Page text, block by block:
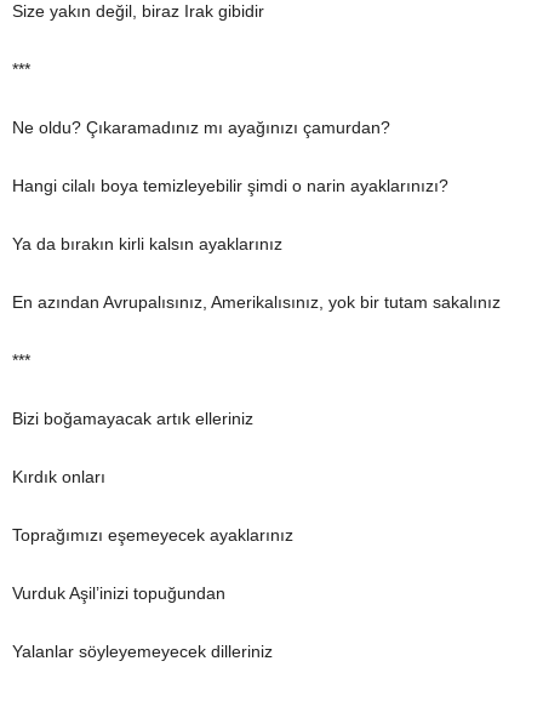
Size yakın değil, biraz Irak gibidir
***
Ne oldu? Çıkaramadınız mı ayağınızı çamurdan?
Hangi cilalı boya temizleyebilir şimdi o narin ayaklarınızı?
Ya da bırakın kirli kalsın ayaklarınız
En azından Avrupalısınız, Amerikalısınız, yok bir tutam sakalınız
***
Bizi boğamayacak artık elleriniz
Kırdık onları
Toprağımızı eşemeyecek ayaklarınız
Vurduk Aşil’inizi topuğundan
Yalanlar söyleyemeyecek dilleriniz